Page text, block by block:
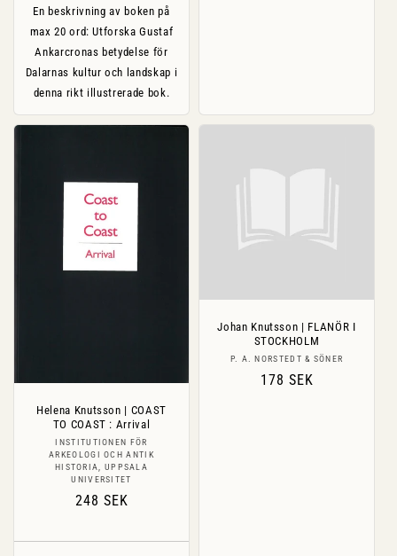
En beskrivning av boken på
max 20 ord: Utforska Gustaf
Ankarcronas betydelse för
Dalarnas kultur och landskap i
denna rikt illustrerade bok.
Helena Knutsson | COAST
TO COAST : Arrival
Säljare:
INSTITUTIONEN FÖR
ARKEOLOGI OCH ANTIK
HISTORIA, UPPSALA
UNIVERSITET
Ordinarie
248 SEK
Johan Knutsson | FLANÖR I
STOCKHOLM
Säljare:
P. A. NORSTEDT & SÖNER
Ordinarie
178 SEK